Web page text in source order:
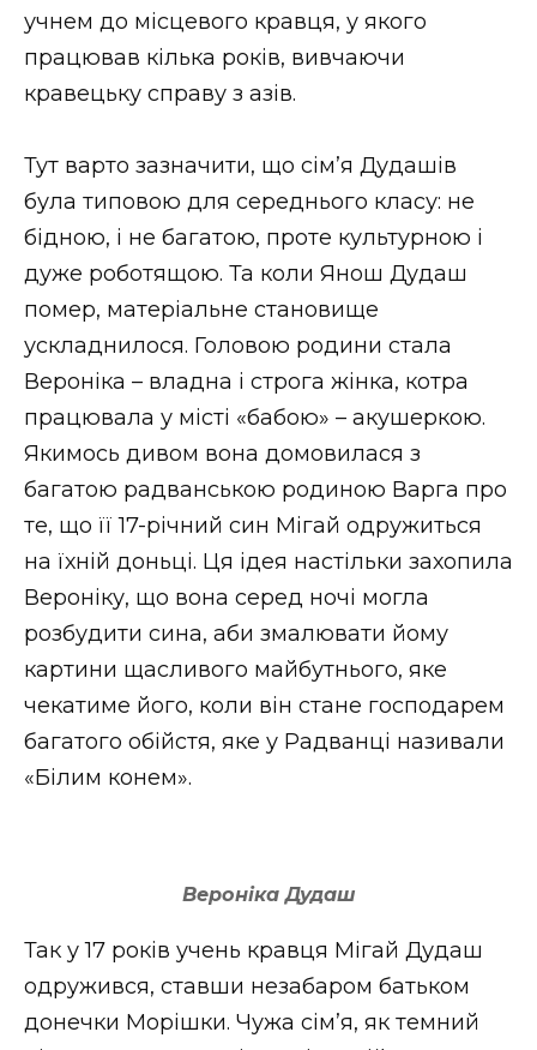
учнем до місцевого кравця, у якого
працював кілька років, вивчаючи
кравецьку справу з азів.
Тут варто зазначити, що сім’я Дудашів
була типовою для середнього класу: не
бідною, і не багатою, проте культурною і
дуже роботящою. Та коли Янош Дудаш
помер, матеріальне становище
ускладнилося. Головою родини стала
Вероніка – владна і строга жінка, котра
працювала у місті «бабою» – акушеркою.
Якимось дивом вона домовилася з
багатою радванською родиною Варга про
те, що її 17-річний син Мігай одружиться
на їхній доньці. Ця ідея настільки захопила
Вероніку, що вона серед ночі могла
розбудити сина, аби змалювати йому
картини щасливого майбутнього, яке
чекатиме його, коли він стане господарем
багатого обійстя, яке у Радванці називали
«Білим конем».
Вероніка Дудаш
Так у 17 років учень кравця Мігай Дудаш
одружився, ставши незабаром батьком
донечки Морішки. Чужа сім’я, як темний